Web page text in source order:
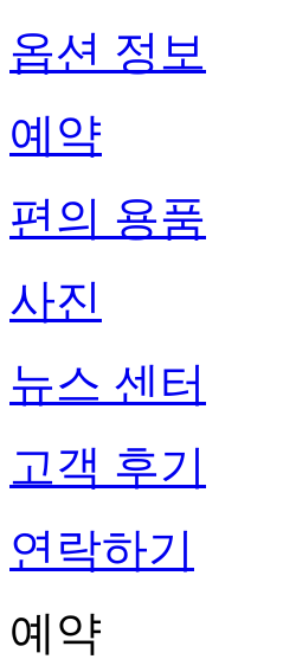
옵션 정보
예약
편의 용품
사진
뉴스 센터
고객 후기
연락하기
예약